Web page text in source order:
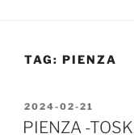
TAG: PIENZA
OPUBLIKOWANE
W
2024-02-21
PIENZA -